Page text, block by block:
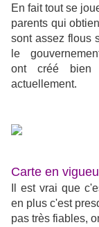
En fait tout se
parents qui
sont assez flous
le
ont créé bien
actuellement.
Carte en
Il est vrai que
en plus c'est
pas très fiables,